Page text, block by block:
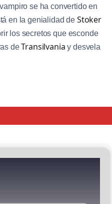
se ha convertido en
en la genialidad de Stoker
los secretos que esconde
deTransilvania y desvela